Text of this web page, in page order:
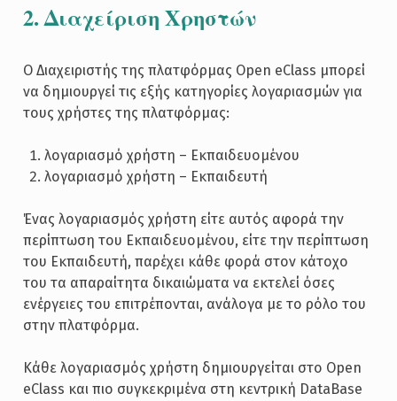
2. Διαχείριση Χρηστών
Ο Διαχειριστής της πλατφόρμας Open eClass μπορεί
να δημιουργεί τις εξής κατηγορίες λογαριασμών για
τους χρήστες της πλατφόρμας:
λογαριασμό χρήστη – Εκπαιδευομένου
λογαριασμό χρήστη – Εκπαιδευτή
Ένας λογαριασμός χρήστη είτε αυτός αφορά την
περίπτωση του Εκπαιδευομένου, είτε την περίπτωση
του Εκπαιδευτή, παρέχει κάθε φορά στον κάτοχο
του τα απαραίτητα δικαιώματα να εκτελεί όσες
ενέργειες του επιτρέπονται, ανάλογα με το ρόλο του
στην πλατφόρμα.
Κάθε λογαριασμός χρήστη δημιουργείται στο Open
eClass και πιο συγκεκριμένα στη κεντρική DataBase